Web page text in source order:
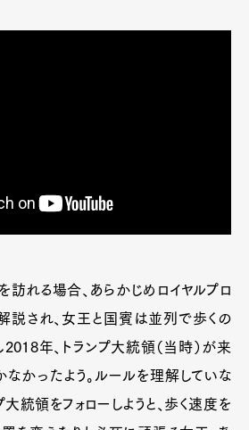
れる場合、あらかじめロイヤルプロ
説され、女王と国賓は並列で歩くの
2018年、トランプ大統領（当時）が来
かったよう。ルールを理解していな
統領をフォローしようと、歩く速度を